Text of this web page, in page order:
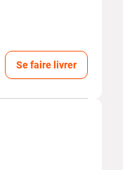
Se faire livrer